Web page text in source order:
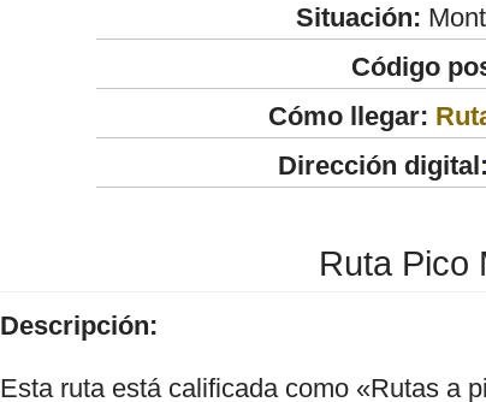
Situación:
Código
Cómo llegar:
Dirección digital:
Ruta Pico
Descripción:
Esta ruta está calificada como «Rutas a